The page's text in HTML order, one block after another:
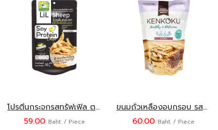
โปรตีนกระจกรสทรัฟเฟิล ตรา ลิลชี้พ
59.00 Baht. / Piece
ขนมถั่วเหลืองอบกรอบ รสแฟลกซ์ซีด ตรา KENKOKU ขนาด 45 กรัม
60.00 Baht. / Piece